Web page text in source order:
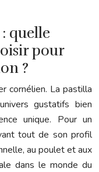
quelle
pour
?
cornélien. La pastilla
gustatifs bien
unique. Pour un
tout de son profil
au poulet et aux
dans le monde du